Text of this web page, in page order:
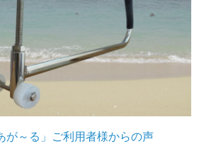
が～る」ご利用者様からの声